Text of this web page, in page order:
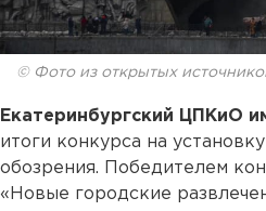
© Фото из открытых
Екатеринбургский ЦПКиО
итоги конкурса на
обозрения. Победителем
«Новые городские